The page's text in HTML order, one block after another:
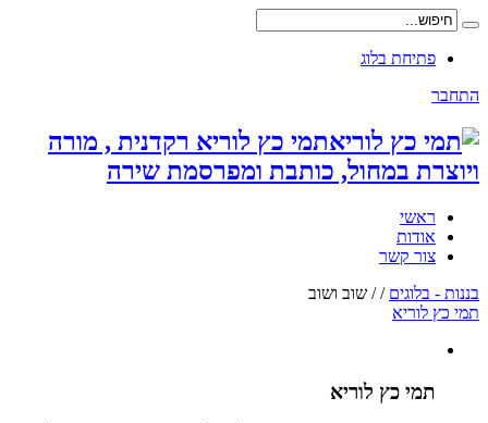
פתיחת בלוג
התחבר
תמי כץ לוריא רקדנית , מורה
ויוצרת במחול, כותבת ומפרסמת שירה
ראשי
אודות
צור קשר
בננות - בלוגים /
/ שוב ושוב
תמי כץ לוריא
תמי כץ לוריא